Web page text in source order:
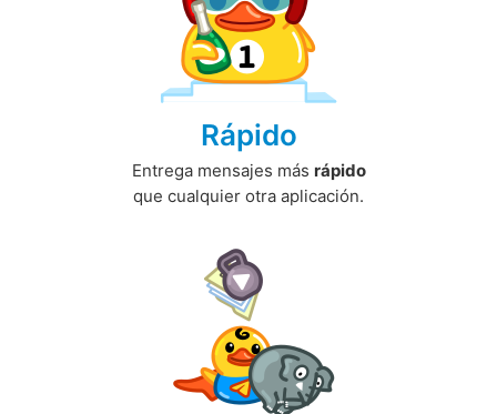
Rápido
Entrega mensajes más rápido
que cualquier otra aplicación.